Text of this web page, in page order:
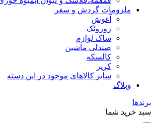
ملزومات گردش و سفر
آغوش
روروئک
ساک لوازم
صندلی ماشین
کالسکه
کریر
سایر کالاهای موجود در این دسته
وبلاگ
برندها
سبد خرید شما